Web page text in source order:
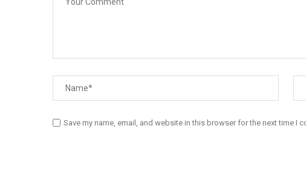
Save my name, email, and website in this browser for the next time I